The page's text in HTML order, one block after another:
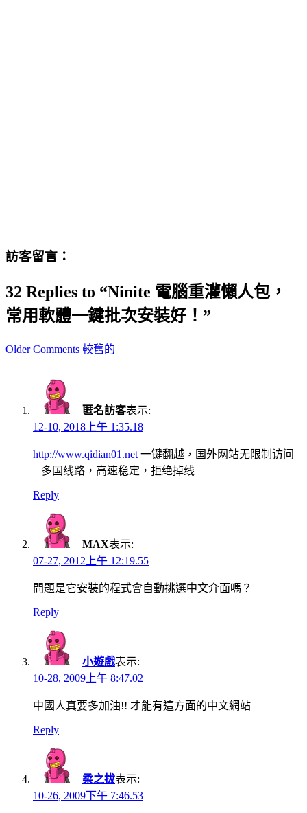
訪客留言：
32 Replies to “Ninite 電腦重灌懶人包，
常用軟體一鍵批次安裝好！”
Comment
Older Comments 較舊的
匿名訪客表示:
12-10, 2018上午 1:35.18
http://www.qidian01.net 一键翻越，国外网站无限制访问
– 多国线路，高速稳定，拒绝掉线
Reply
MAX表示:
07-27, 2012上午 12:19.55
問題是它安裝的程式會自動挑選中文介面嗎？
Reply
小遊戲表示:
10-28, 2009上午 8:47.02
中國人真要多加油!! 才能有這方面的中文網站
Reply
柔之拔表示:
10-26, 2009下午 7:46.53